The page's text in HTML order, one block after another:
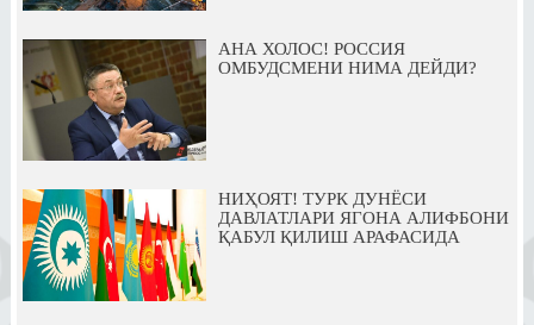
АНА ХОЛОС! РОССИЯ
ОМБУДСМЕНИ НИМА ДЕЙДИ?
НИҲОЯТ! ТУРК ДУНЁСИ
ДАВЛАТЛАРИ ЯГОНА АЛИФБОНИ
ҚАБУЛ ҚИЛИШ АРАФАСИДА